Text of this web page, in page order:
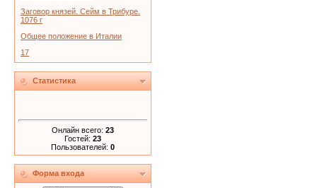
Заговор князей. Сейм в Трибуре.
1076 г
Общее положение в Италии
17
Статистика
Онлайн всего: 23
Гостей: 23
Пользователей: 0
Форма входа